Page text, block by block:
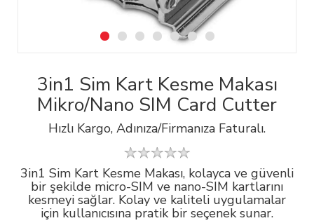
3in1 Sim Kart Kesme Makası
Mikro/Nano SIM Card Cutter
Hızlı Kargo, Adınıza/Firmanıza Faturalı.
3in1 Sim Kart Kesme Makası, kolayca ve güvenli
bir şekilde micro-SIM ve nano-SIM kartlarını
kesmeyi sağlar. Kolay ve kaliteli uygulamalar
için kullanıcısına pratik bir seçenek sunar.